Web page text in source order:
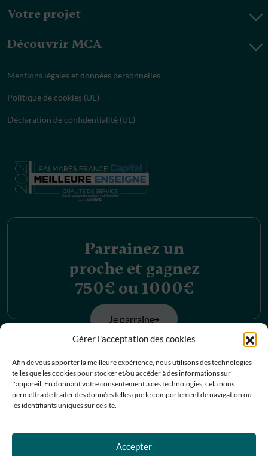
Gérer l'acceptation des cookies
Afin de vous apporter la meilleure expérience, nous utilisons des technologies
telles que les cookies pour stocker et/ou accéder à des informations sur
l'appareil. En donnant votre consentement à ces technologies, cela nous
permettra de traiter des données telles que le comportement de navigation ou
les identifiants uniques sur ce site.
Accepter
Votre projet
Découvrir MCA
Mentions légales et données personnelles
Politique de cookies (UE)
Déclaration de confidentialité (UE)
Parrainez un
proche et gagnez
750€ ou 1000€
Je parraine
Découvrez nos
offres d’emplois
Contactez-nous